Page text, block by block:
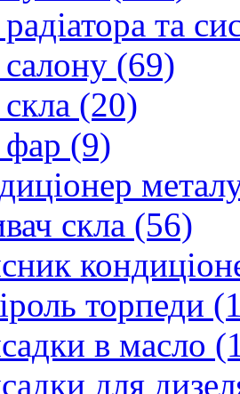
та
(69)
(20)
(9)
скла (56)
торпеди
в масло
для